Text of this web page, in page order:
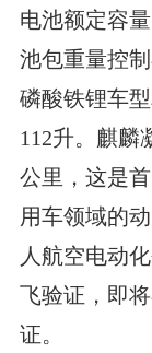
电池额定容
池包重量控
磷酸铁锂车
112升。麒麟
公里，这是
用车领域的
人航空电动
飞验证，即
证。